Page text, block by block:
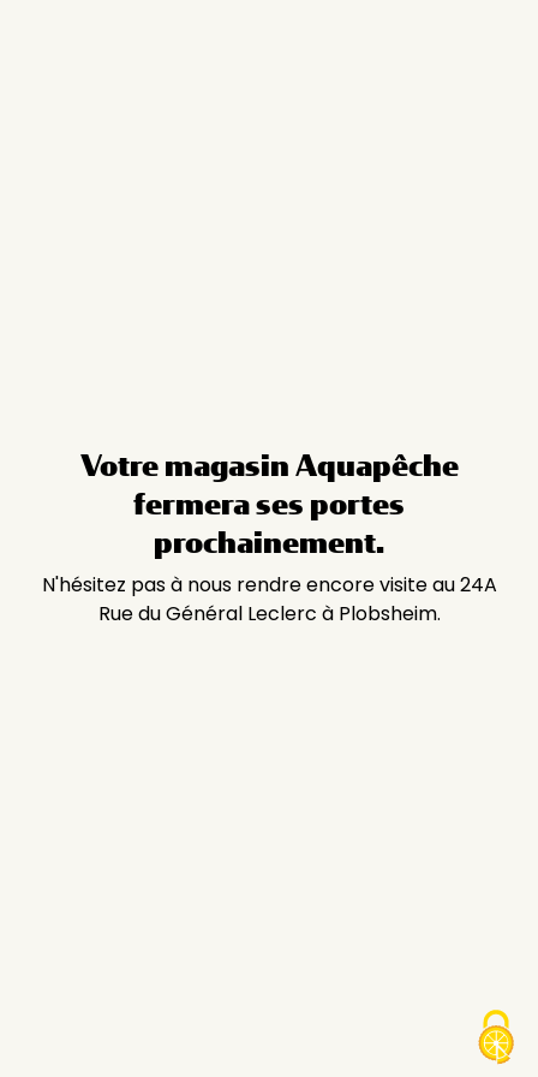
Votre magasin Aquapêche
fermera ses portes
prochainement.
N'hésitez pas à nous rendre encore visite au 24A
Rue du Général Leclerc à Plobsheim.